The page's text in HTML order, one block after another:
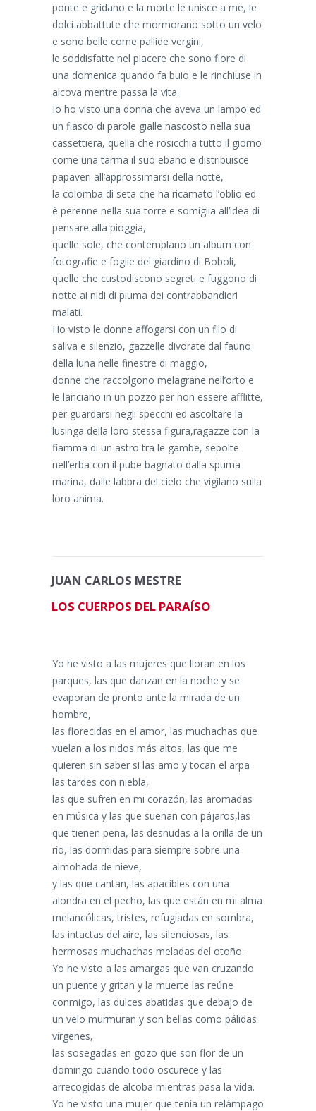
ponte e gridano e la morte le unisce a me, le
dolci abbattute che mormorano sotto un velo
e sono belle come pallide vergini,
le soddisfatte nel piacere che sono fiore di
una domenica quando fa buio e le rinchiuse in
alcova mentre passa la vita.
Io ho visto una donna che aveva un lampo ed
un fiasco di parole gialle nascosto nella sua
cassettiera, quella che rosicchia tutto il giorno
come una tarma il suo ebano e distribuisce
papaveri all’approssimarsi della notte,
la colomba di seta che ha ricamato l’oblio ed
è perenne nella sua torre e somiglia all’idea di
pensare alla pioggia,
quelle sole, che contemplano un album con
fotografie e foglie del giardino di Boboli,
quelle che custodiscono segreti e fuggono di
notte ai nidi di piuma dei contrabbandieri
malati.
Ho visto le donne affogarsi con un filo di
saliva e silenzio, gazzelle divorate dal fauno
della luna nelle finestre di maggio,
donne che raccolgono melagrane nell’orto e
le lanciano in un pozzo per non essere afflitte,
per guardarsi negli specchi ed ascoltare la
lusinga della loro stessa figura,ragazze con la
fiamma di un astro tra le gambe, sepolte
nell’erba con il pube bagnato dalla spuma
marina, dalle labbra del cielo che vigilano sulla
loro anima.
JUAN CARLOS MESTRE
LOS CUERPOS DEL PARAÍSO
Yo he visto a las mujeres que lloran en los
parques, las que danzan en la noche y se
evaporan de pronto ante la mirada de un
hombre,
las florecidas en el amor, las muchachas que
vuelan a los nidos más altos, las que me
quieren sin saber si las amo y tocan el arpa
las tardes con niebla,
las que sufren en mi corazón, las aromadas
en música y las que sueñan con pájaros,las
que tienen pena, las desnudas a la orilla de un
río, las dormidas para siempre sobre una
almohada de nieve,
y las que cantan, las apacibles con una
alondra en el pecho, las que están en mi alma
melancólicas, tristes, refugiadas en sombra,
las intactas del aire, las silenciosas, las
hermosas muchachas meladas del otoño.
Yo he visto a las amargas que van cruzando
un puente y gritan y la muerte las reúne
conmigo, las dulces abatidas que debajo de
un velo murmuran y son bellas como pálidas
vírgenes,
las sosegadas en gozo que son flor de un
domingo cuando todo oscurece y las
arrecogidas de alcoba mientras pasa la vida.
Yo he visto una mujer que tenía un relámpago